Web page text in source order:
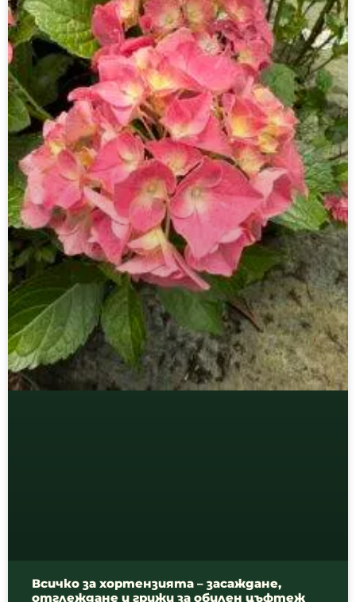
Всичко за хортензията – засаждане,
отглеждане и грижи за обилен цъфтеж